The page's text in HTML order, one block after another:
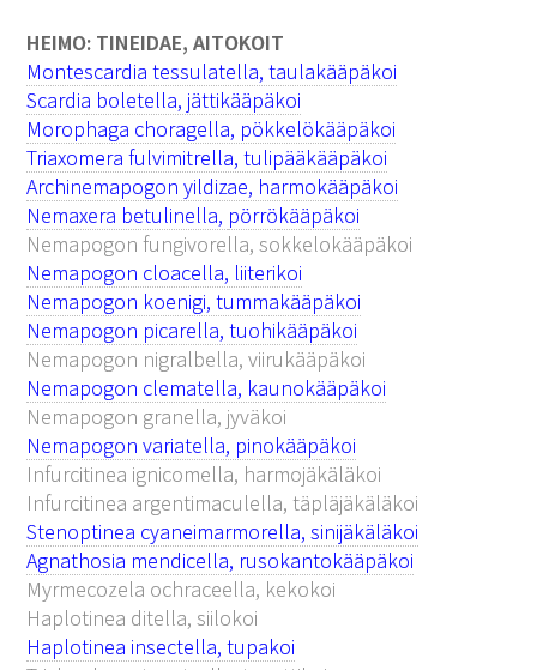
HEIMO: TINEIDAE, AITOKOIT
Montescardia tessulatella, taulakääpäkoi
Scardia boletella, jättikääpäkoi
Morophaga choragella, pökkelökääpäkoi
Triaxomera fulvimitrella, tulipääkääpäkoi
Archinemapogon yildizae, harmokääpäkoi
Nemaxera betulinella, pörrökääpäkoi
Nemapogon fungivorella, sokkelokääpäkoi
Nemapogon cloacella, liiterikoi
Nemapogon koenigi, tummakääpäkoi
Nemapogon picarella, tuohikääpäkoi
Nemapogon nigralbella, viirukääpäkoi
Nemapogon clematella, kaunokääpäkoi
Nemapogon granella, jyväkoi
Nemapogon variatella, pinokääpäkoi
Infurcitinea ignicomella, harmojäkäläkoi
Infurcitinea argentimaculella, täpläjäkäläkoi
Stenoptinea cyaneimarmorella, sinijäkäläkoi
Agnathosia mendicella, rusokantokääpäkoi
Myrmecozela ochraceella, kekokoi
Haplotinea ditella, siilokoi
Haplotinea insectella, tupakoi